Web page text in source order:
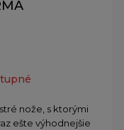
nože, s ktorými
ešte výhodnejšie